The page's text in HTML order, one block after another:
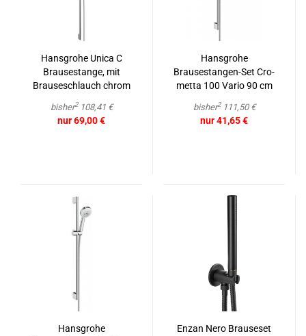
Hans­gro­he Unica C
Brau­se­stan­ge, mit
Brau­se­schlauch chrom
bisher2108,41 €
nur 69,00 €
Hans­gro­he
Brausestangen-​​Set Cro­
met­ta 100 Vario 90 cm
bisher2111,50 €
nur 41,65 €
Hans­gro­he
Enzan Nero Braus­e­set